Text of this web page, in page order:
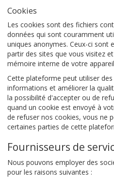
Cookies
Les cookies sont des fichiers
données qui sont couramment
uniques anonymes. Ceux-ci sont
partir des sites que vous visitez
mémoire interne de votre
Cette plateforme peut utiliser
informations et améliorer la
la possibilité d'accepter ou de
quand un cookie est envoyé à
de refuser nos cookies, vous ne
certaines parties de cette
Fournisseurs de
Nous pouvons employer des
pour les raisons suivantes :